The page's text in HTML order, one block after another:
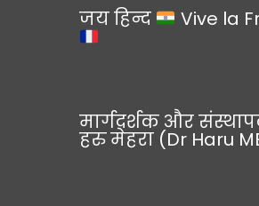
जय हिन्द Vive la
मार्गदर्शक और
हरु मेहरा (Dr Haru